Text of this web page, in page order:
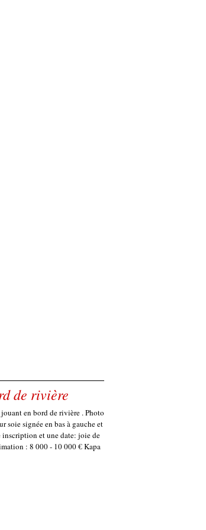
de rivière
en bord de rivière . Photo
soie signée en bas à gauche et
inscription et une date: joie de
: 8 000 - 10 000 € Kapa